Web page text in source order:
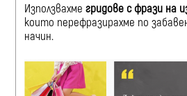
Използвахме гридове с фрази на
които перефразирахме по
начин.